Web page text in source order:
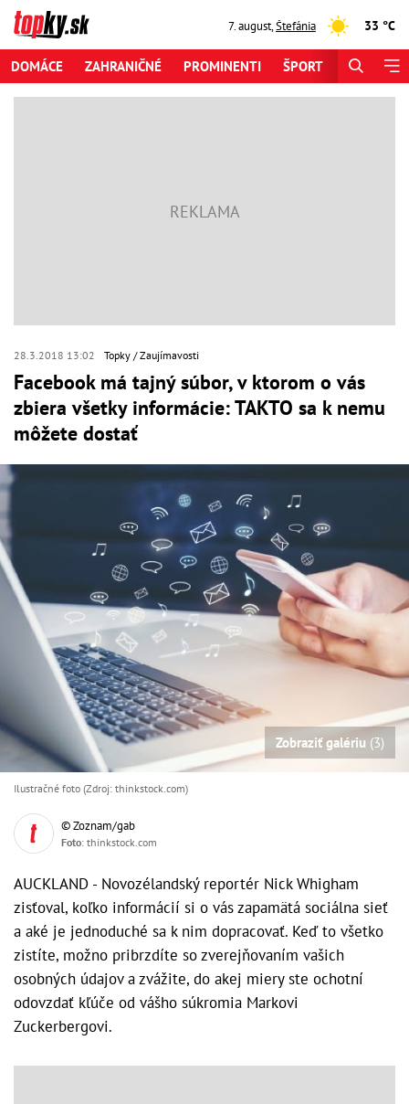
7. august,Štefánia 33 °C
DOMÁCE ZAHRANIČNÉ PROMINENTI ŠPORT
28.3.2018 13:02 Topky Zaujímavosti
Facebook má tajný súbor, v ktorom o vás
zbiera všetky informácie: TAKTO sa k nemu
môžete dostať
Zobraziť galériu (3)
Ilustračné foto (Zdroj: thinkstock.com)
© Zoznam/gab
Foto: thinkstock.com
AUCKLAND - Novozélandský reportér Nick Whigham
zisťoval, koľko informácií si o vás zapamätá sociálna sieť
a aké je jednoduché sa k nim dopracovať. Keď to všetko
zistíte, možno pribrzdíte so zverejňovaním vašich
osobných údajov a zvážite, do akej miery ste ochotní
odovzdať kľúče od vášho súkromia Markovi
Zuckerbergovi.